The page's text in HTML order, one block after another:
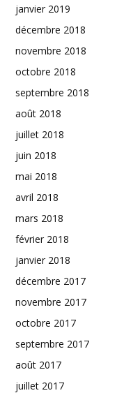
janvier 2019
décembre 2018
novembre 2018
octobre 2018
septembre 2018
août 2018
juillet 2018
juin 2018
mai 2018
avril 2018
mars 2018
février 2018
janvier 2018
décembre 2017
novembre 2017
octobre 2017
septembre 2017
août 2017
juillet 2017